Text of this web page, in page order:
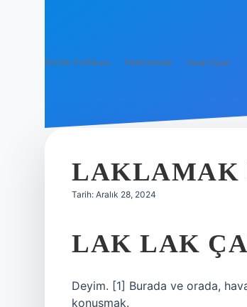
Gizlilik Politikası Hakkımızda Yasal Uyarı
LAKLAMAK
Tarih: Aralık 28, 2024
LAK LAK
Deyim. [1] Burada ve orada,
konuşmak.